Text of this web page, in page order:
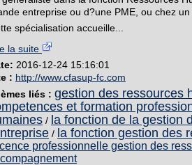
entreprise ou d?une PME, ou chez
spécialisation accueille...
la suite
2016-12-24 15:16:01
: http://www.cfasup-fc.com
liés : gestion des ressources
et formation
/ la fonction de la gestion
/ la fonction gestion des
professionnelle gestion des